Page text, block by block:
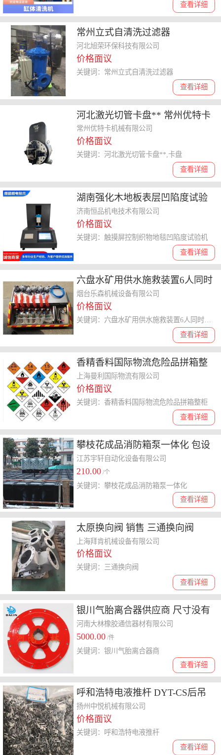
查看详细
常州立式自清洗过滤器
河北旭荣环保科技有限公司
价格面议
查看详细
关键词：常州立式自清洗过滤器
河北激光切管卡盘** 常州优特卡
机械供应
常州优特卡机械有限公司
价格面议
查看详细
关键词：河北激光切管卡盘**,卡盘
湖南强化木地板表层凹陷度试验
机 科研单位 触摸屏控制织物地毯
凹陷度试验机
济南恒品机电技术有限公司
价格面议
查看详细
关键词：触摸屏控制织物地毯凹陷度试验机
六盘水矿用供水施救装置6人同时
使用 杆式压风自救装置厂家
烟台乐森机械设备有限公司
价格面议
查看详细
香精香料国际物流危险品拼箱整
柜|整柜拼箱|拼箱需要提供什么资
料
上海曼利国际物流有限公司
价格面议
查看详细
关键词：香精香料国际物流危险品拼箱整柜
攀枝花成品消防箱泵一体化 包设
计安装
江苏宇轩自动化设备有限公司
210.00 /个
查看详细
关键词：攀枝花成品消防箱泵一体化
太原换向阀 销售 三通换向阀
上海拜肯机械设备有限公司
价格面议
查看详细
关键词：三通换向阀
银川气胎离合器供应商 尺寸没有
严格的限制-适应性广
河南大林橡胶通信器材有限公司
5000.00 /件
查看详细
关键词：银川气胎离合器商
呼和浩特电液推杆 DYT-CS后吊
耳式电液推杆
扬州中悦机械有限公司
价格面议
查看详细
关键词：呼和浩特电液推杆